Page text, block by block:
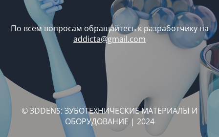
По всем вопросам обращайтесь к разработчику на
addicta@gmail.com
© 3DDENS: ЗУБОТЕХНИЧЕСКИЕ МАТЕРИАЛЫ И
ОБОРУДОВАНИЕ | 2024